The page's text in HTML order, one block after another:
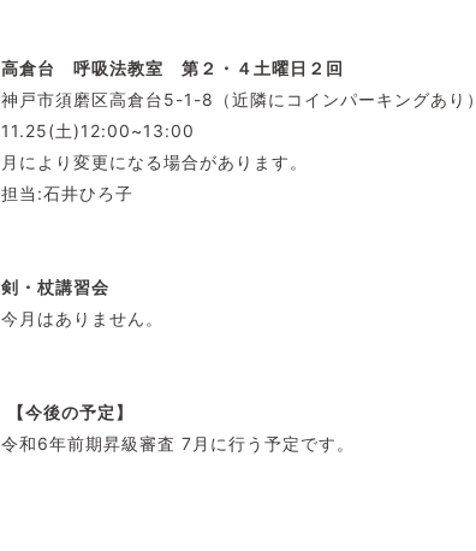
高倉台 呼吸法教室
第２・４土曜日２回
神戸市須磨区高倉台5-1-8（近隣にコインパーキングあり）
11.25(土)12:00~13:00
月により変更になる場合があります。
担当:石井ひろ子
剣・杖講習会
今月はありません。
【今後の予定】
令和6年前期昇級審査 7月に行う予定です。